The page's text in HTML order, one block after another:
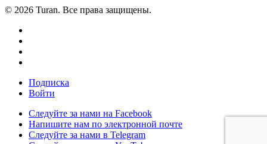
© 2026 Turan. Все права защищены.
Подписка
Войти
Следуйте за нами на Facebook
Напишите нам по электронной почте
Следуйте за нами в Telegram